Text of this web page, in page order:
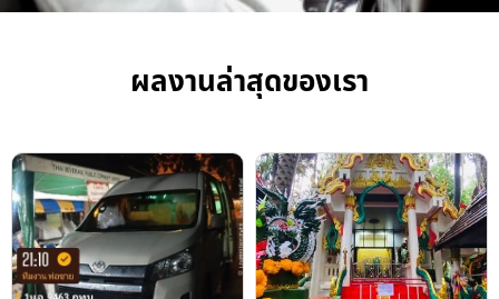
ผลงานล่าสุดของเรา